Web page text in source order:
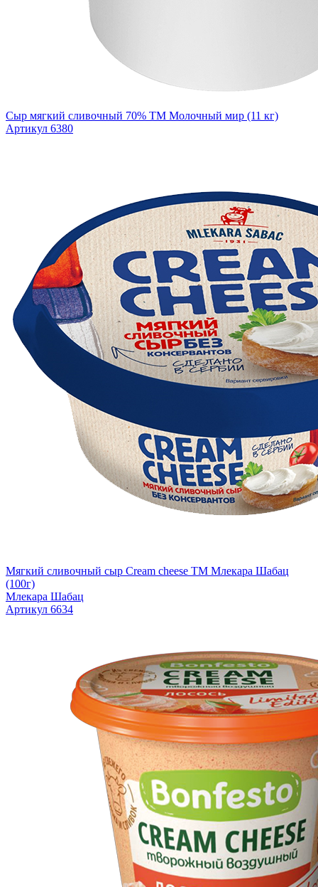
Сыр мягкий сливочный 70% ТМ Молочный мир (11 кг)
Артикул 6380
Мягкий сливочный сыр Cream cheese TM Млекара Шабац
(100г)
Млекара Шабац
Артикул 6634